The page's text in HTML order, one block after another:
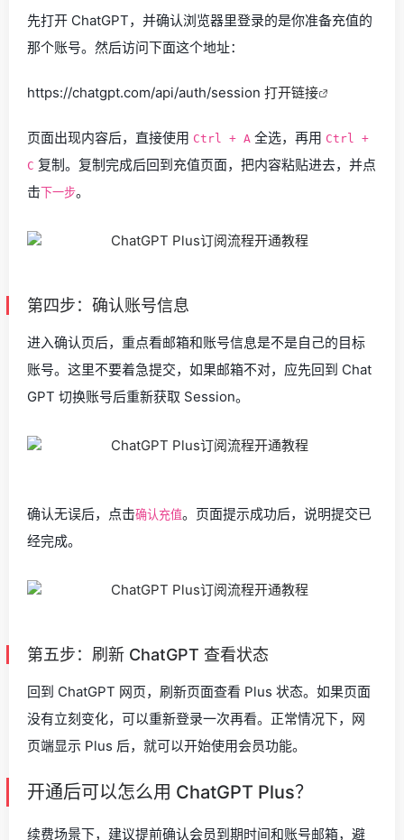
先打开 ChatGPT，并确认浏览器里登录的是你准备充值的
那个账号。然后访问下面这个地址：
https://chatgpt.com/api/auth/session 打开链接
页面出现内容后，直接使用 Ctrl + A 全选，再用 Ctrl +
C 复制。复制完成后回到充值页面，把内容粘贴进去，并点
击 下一步。
第四步：确认账号信息
进入确认页后，重点看邮箱和账号信息是不是自己的目标
账号。这里不要着急提交，如果邮箱不对，应先回到 Chat
GPT 切换账号后重新获取 Session。
确认无误后，点击确认充值。页面提示成功后，说明提交已
经完成。
第五步：刷新 ChatGPT 查看状态
回到 ChatGPT 网页，刷新页面查看 Plus 状态。如果页面
没有立刻变化，可以重新登录一次再看。正常情况下，网
页端显示 Plus 后，就可以开始使用会员功能。
开通后可以怎么用 ChatGPT Plus？
续费场景下，建议提前确认会员到期时间和账号邮箱，避